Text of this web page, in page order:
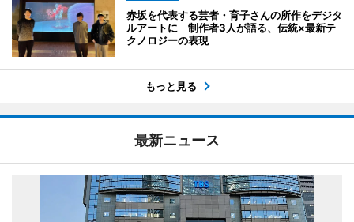
赤坂を代表する芸者・育子さんの所作をデジタ
ルアートに 制作者3人が語る、伝統×最新テ
クノロジーの表現
もっと見る
最新ニュース